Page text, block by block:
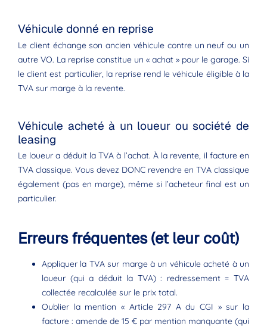
Véhicule donné en reprise
Le client échange son ancien véhicule contre un neuf ou un
autre VO. La reprise constitue un « achat » pour le garage. Si
le client est particulier, la reprise rend le véhicule éligible à la
TVA sur marge à la revente.
Véhicule acheté à un loueur ou société de
leasing
Le loueur a déduit la TVA à l’achat. À la revente, il facture en
TVA classique. Vous devez DONC revendre en TVA classique
également (pas en marge), même si l’acheteur final est un
particulier.
Erreurs fréquentes (et leur coût)
Appliquer la TVA sur marge à un véhicule acheté à un
loueur (qui a déduit la TVA) : redressement = TVA
collectée recalculée sur le prix total.
Oublier la mention « Article 297 A du CGI » sur la
facture : amende de 15 € par mention manquante (qui